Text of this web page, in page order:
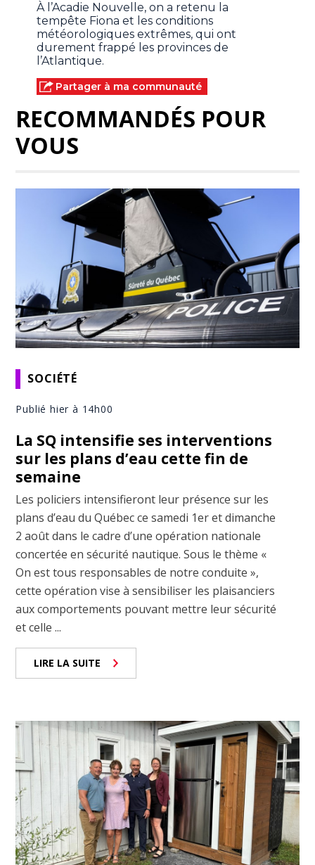
À l’Acadie Nouvelle, on a retenu la
tempête Fiona et les conditions
météorologiques extrêmes, qui ont
durement frappé les provinces de
l’Atlantique.
Partager à ma communauté
RECOMMANDÉS POUR
VOUS
SOCIÉTÉ
Publié hier à 14h00
La SQ intensifie ses interventions
sur les plans d’eau cette fin de
semaine
Les policiers intensifieront leur présence sur les
plans d’eau du Québec ce samedi 1er et dimanche
2 août dans le cadre d’une opération nationale
concertée en sécurité nautique. Sous le thème «
On est tous responsables de notre conduite »,
cette opération vise à sensibiliser les plaisanciers
aux comportements pouvant mettre leur sécurité
et celle ...
LIRE LA SUITE